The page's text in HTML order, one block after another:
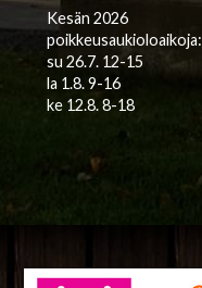
Kesän 2026
poikkeusaukioloaikoja:
su 26.7. 12-15
la 1.8. 9-16
ke 12.8. 8-18